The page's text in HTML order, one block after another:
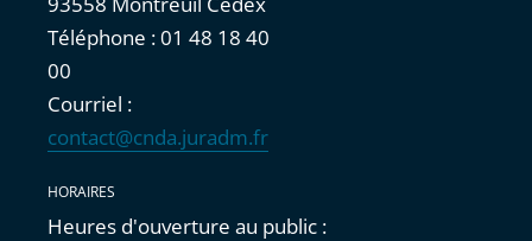
Téléphone : 01 48 18 40
00
Courriel :
contact@cnda.juradm.fr
HORAIRES
Heures d'ouverture au public :